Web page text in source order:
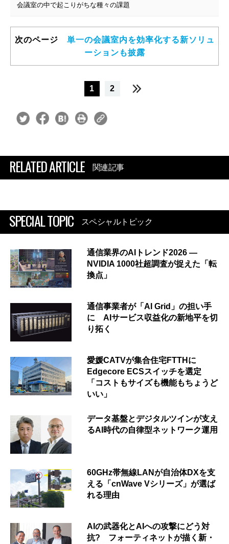
会議室の中で起こりがちな種々の課題
次のページ 単一の会議室内を効率化する新ソリュ
ーションも披露
1 2
RELATED ARTICLE 関連記事
SPECIAL TOPIC スペシャルトピック
通信業界のAIトレンド2026 ―
NVIDIA 1000社超調査が捉えた「転
換点」
通信事業者が「AI Grid」の担い手
に AIサービス収益化の新地平を切
り拓く
愛媛CATVが集合住宅FTTHに
Edgecore ECSスイッチを選定
「コストもサイズも機能もちょうど
いい」
データ基盤とデジタルツインが支え
るAI時代の自律型ネットワーク運用
60GHz帯無線LANが自治体DXを支
える「cnWave Vシリーズ」が選ば
れる理由
AIの武器化とAIへの攻撃にどう対
抗? フォーティネットが描く新・